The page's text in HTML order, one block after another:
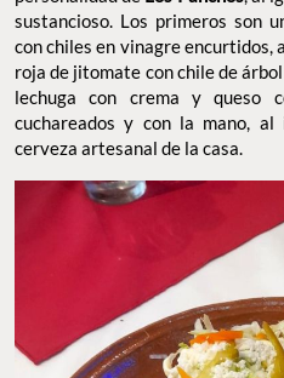
sustancioso. Los primeros son
con chiles en vinagre encurtidos,
roja de jitomate con chile de
lechuga con crema y queso
cuchareados y con la mano, al
cerveza artesanal de la casa.